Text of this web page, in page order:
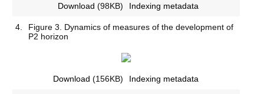
Download (98KB) Indexing metadata
4.
Figure 3. Dynamics of measures of the development of
P2 horizon
Download (156KB) Indexing metadata